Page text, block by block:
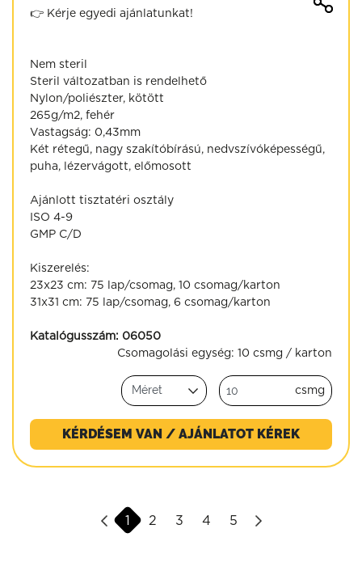
👉 Kérje egyedi ajánlatunkat!
Nem steril
Steril változatban is rendelhető
Nylon/poliészter, kötött
265g/m2, fehér
Vastagság: 0,43mm
Két rétegű, nagy szakítóbírású, nedvszívóképességű,
puha, lézervágott, előmosott
Ajánlott tisztatéri osztály
ISO 4-9
GMP C/D
Kiszerelés:
23x23 cm: 75 lap/csomag, 10 csomag/karton
31x31 cm: 75 lap/csomag, 6 csomag/karton
Katalógusszám: 06050
Csomagolási egység: 10 csmg / karton
csmg
KÉRDÉSEM VAN / AJÁNLATOT KÉREK
1 2 3 4 5